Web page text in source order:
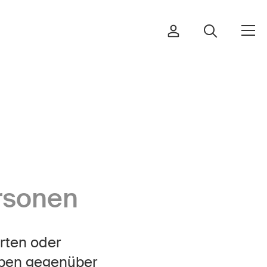
Sichere Produkte
Sicherheitsdelegierte & Gemeinden
oder
gegenüber